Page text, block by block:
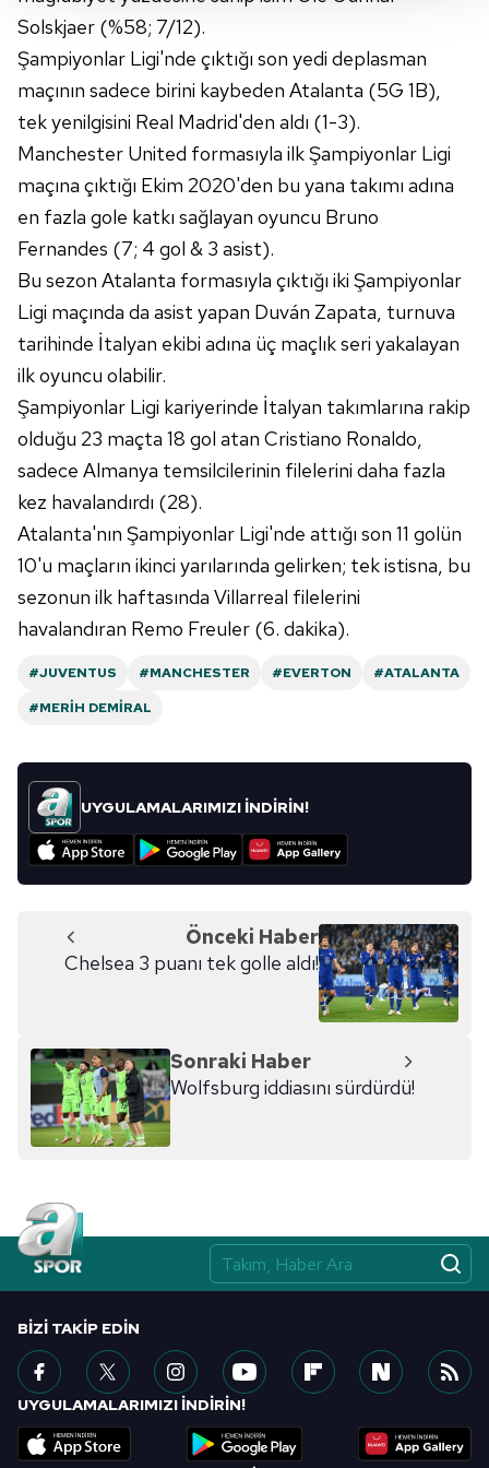
takdirde, kullanıcılara hedefli reklamlar
gösterilmeyecektir."
Sizlere daha iyi bir hizmet sunabilmek için İnternet
Sitemizde kendimize ve üçüncü kişilere ait çerezler
kullanılmaktadır. Bu çerezler vasıtasıyla çeşitli kişisel
verileriniz işlenmekte olup gerekli olan çerezler bilgi
toplumu hizmetlerinin sunulması amacıyla
kılınması ve kişiselleştirilmesi ve sizlere yönelik
reklam/pazarlama faaliyetlerinin yapılması, amaçlarıyla
sınırlı olarak açık rızanız dahilinde kullanılacaktır.
Çerezlere ilişkin tercihlerinizi aşağıda yer alan panel
vasıtasıyla belirleyebilirsiniz. Çerezlere ilişkin detaylı bilgi
için Ayarlar butonuna tıklayabilir,Çerez Bilgilendirme
Metnimiziziyaret edebilirsiniz.
6698 sayılı Kişisel Verilerin Korunması Kanunu uyarınca
hazırlanmış Aydınlatma Metnimizi okumak ve sitemizde
ilgili mevzuata uygun olarak kullanılan çerezlerle ilgili bilgi
almak için lütfentıklayınız.
Solskjaer (%58; 7/12).
Şampiyonlar Ligi'nde çıktığı son yedi deplasman
maçının sadece birini kaybeden Atalanta (5G 1B),
tek yenilgisini Real Madrid'den aldı (1-3).
Manchester United formasıyla ilk Şampiyonlar Ligi
maçına çıktığı Ekim 2020'den bu yana takımı adına
en fazla gole katkı sağlayan oyuncu Bruno
Fernandes (7; 4 gol & 3 asist).
Bu sezon Atalanta formasıyla çıktığı iki Şampiyonlar
Ligi maçında da asist yapan Duván Zapata, turnuva
tarihinde İtalyan ekibi adına üç maçlık seri yakalayan
ilk oyuncu olabilir.
Şampiyonlar Ligi kariyerinde İtalyan takımlarına rakip
olduğu 23 maçta 18 gol atan Cristiano Ronaldo,
sadece Almanya temsilcilerinin filelerini daha fazla
kez havalandırdı (28).
Atalanta'nın Şampiyonlar Ligi'nde attığı son 11 golün
10'u maçların ikinci yarılarında gelirken; tek istisna, bu
sezonun ilk haftasında Villarreal filelerini
havalandıran Remo Freuler (6. dakika).
#JUVENTUS #MANCHESTER #EVERTON
#ATALANTA
#MERIH DEMIRAL
UYGULAMALARIMIZI İNDİRİN!
Önceki Haber
Chelsea 3 puanı tek golle aldı!
Sonraki Haber
Wolfsburg iddiasını sürdürdü!
BIZI TAKIP EDIN
UYGULAMALARIMIZI İNDİRİN!